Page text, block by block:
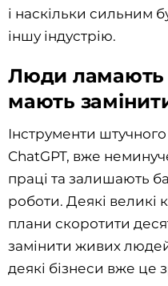
і наскільки сильним
іншу індустрію.
Люди ламають
мають
Інструменти штучного
ChatGPT, вже
праці та залишають
роботи. Деякі великі
плани скоротити
замінити живих
деякі бізнеси вже це